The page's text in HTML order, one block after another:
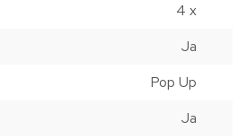
4 x
Ja
Pop Up
Ja